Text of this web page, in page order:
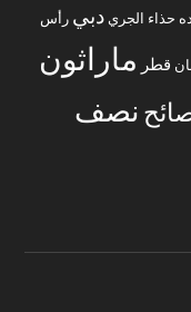
حذاء الجري دبي رأس
قطر ماراثون
نصف